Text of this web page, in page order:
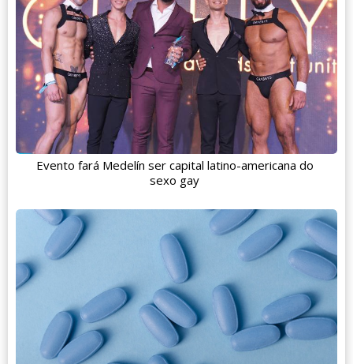
Evento fará Medelín ser capital latino-americana do
sexo gay